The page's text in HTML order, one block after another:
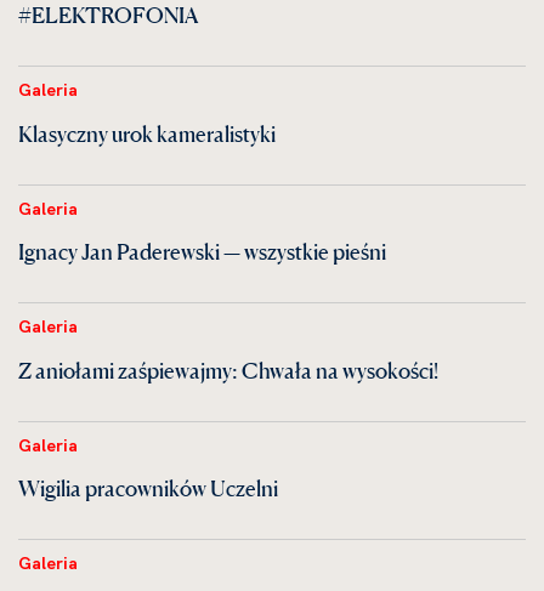
#ELEKTROFONIA
Galeria
Klasyczny urok kameralistyki
Galeria
Ignacy Jan Paderewski — wszystkie pieśni
Galeria
Z aniołami zaśpiewajmy: Chwała na wysokości!
Galeria
Wigilia pracowników Uczelni
Galeria